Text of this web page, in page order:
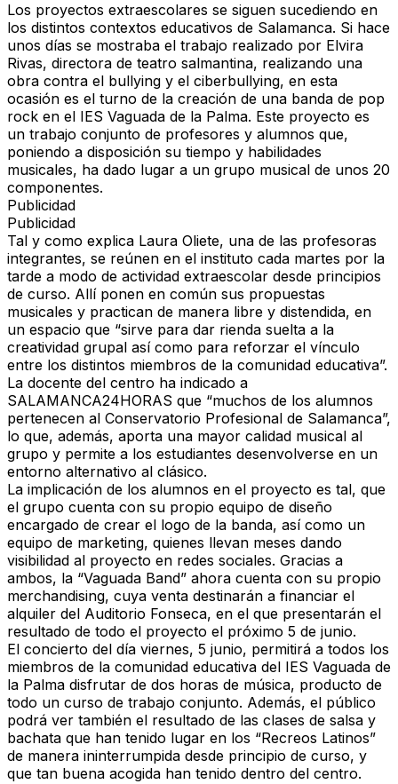
Los proyectos extraescolares se siguen sucediendo en
los distintos contextos educativos de Salamanca. Si hace
unos días se mostraba el trabajo realizado por Elvira
Rivas, directora de teatro salmantina, realizando una
obra contra el bullying y el ciberbullying, en esta
ocasión es el turno de la creación de una banda de pop
rock en el IES Vaguada de la Palma. Este proyecto es
un trabajo conjunto de profesores y alumnos que,
poniendo a disposición su tiempo y habilidades
musicales, ha dado lugar a un grupo musical de unos 20
componentes.
Publicidad
Publicidad
Tal y como explica Laura Oliete, una de las profesoras
integrantes, se reúnen en el instituto cada martes por la
tarde a modo de actividad extraescolar desde principios
de curso. Allí ponen en común sus propuestas
musicales y practican de manera libre y distendida, en
un espacio que “sirve para dar rienda suelta a la
creatividad grupal así como para reforzar el vínculo
entre los distintos miembros de la comunidad educativa”.
La docente del centro ha indicado a
SALAMANCA24HORAS que “muchos de los alumnos
pertenecen al Conservatorio Profesional de Salamanca”,
lo que, además, aporta una mayor calidad musical al
grupo y permite a los estudiantes desenvolverse en un
entorno alternativo al clásico.
La implicación de los alumnos en el proyecto es tal, que
el grupo cuenta con su propio equipo de diseño
encargado de crear el logo de la banda, así como un
equipo de marketing, quienes llevan meses dando
visibilidad al proyecto en redes sociales. Gracias a
ambos, la “Vaguada Band” ahora cuenta con su propio
merchandising, cuya venta destinarán a financiar el
alquiler del Auditorio Fonseca, en el que presentarán el
resultado de todo el proyecto el próximo 5 de junio.
El concierto del día viernes, 5 junio, permitirá a todos los
miembros de la comunidad educativa del IES Vaguada de
la Palma disfrutar de dos horas de música, producto de
todo un curso de trabajo conjunto. Además, el público
podrá ver también el resultado de las clases de salsa y
bachata que han tenido lugar en los “Recreos Latinos”
de manera ininterrumpida desde principio de curso, y
que tan buena acogida han tenido dentro del centro.